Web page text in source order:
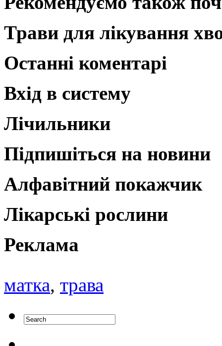
Трави для лікування
Останні коментарі
Вхід в систему
Лічильники
Підпишіться на новини
Алфавітний покажчик
Лікарські рослини
Реклама
матка, трава